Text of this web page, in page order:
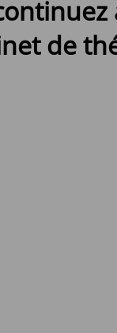
de